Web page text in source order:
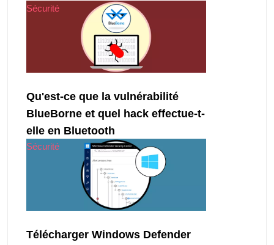
Sécurité
Qu'est-ce que la vulnérabilité
BlueBorne et quel hack effectue-t-
elle en Bluetooth
Sécurité
Télécharger Windows Defender